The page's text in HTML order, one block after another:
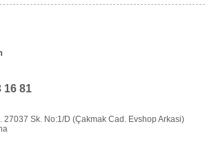
16 81
27037 Sk. No:1/D (Çakmak Cad. Evshop Arkasi)